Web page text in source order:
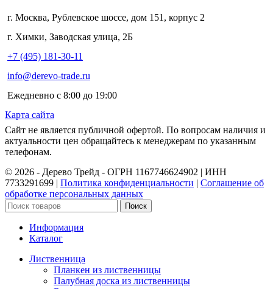
г. Москва, Рублевское шоссе, дом 151, корпус 2
г. Химки, Заводская улица, 2Б
+7 (495) 181-30-11
info@derevo-trade.ru
Ежедневно с 8:00 до 19:00
Карта сайта
Сайт не является публичной офертой. По вопросам наличия и
актуальности цен обращайтесь к менеджерам по указанным
телефонам.
©️ 2026 - Дерево Трейд - ОГРН 1167746624902 | ИНН
7733291699 | Политика конфиденциальности | Соглашение об
обработке персональных данных
Поиск
Информация
Каталог
Лиственница
Планкен из лиственницы
Палубная доска из лиственницы